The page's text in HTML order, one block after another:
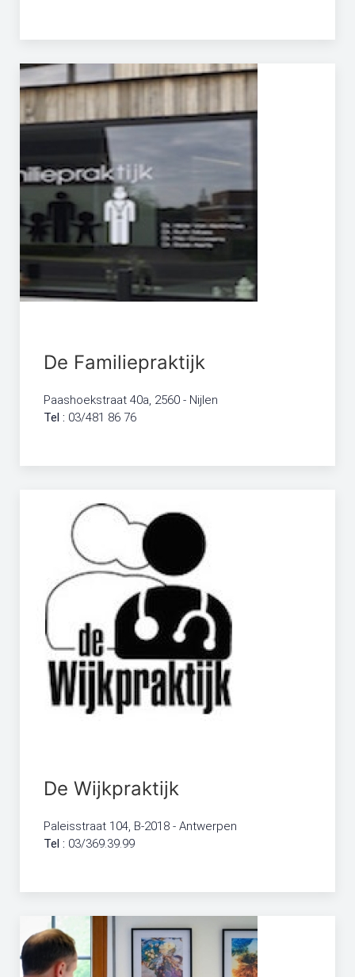
De Familiepraktijk
Paashoekstraat 40a, 2560 - Nijlen
Tel : 03/481 86 76
De Wijkpraktijk
Paleisstraat 104, B-2018 - Antwerpen
Tel : 03/369.39.99